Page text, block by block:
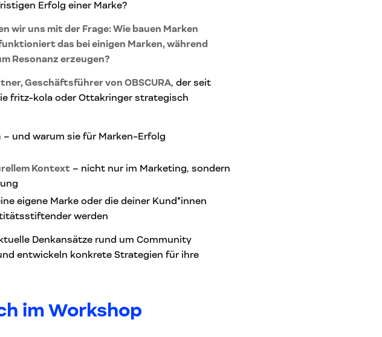
Erfolg einer Marke?
wir uns mit der Frage: Wie bauen Marken
das bei einigen Marken, während
Resonanz erzeugen?
Geschäftsführer von OBSCURA, der seit
fritz-kola oder Ottakringer strategisch
– und warum sie für Marken-Erfolg
Kontext– nicht nur im Marketing, sondern
eigene Marke oder die deiner Kund*innen
werden
Denkansätze rund um Community
entwickeln konkrete Strategien für ihre
im Workshop